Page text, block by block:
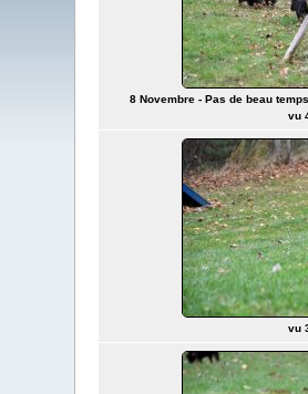
8 Novembre - Pas de beau
vu
vu